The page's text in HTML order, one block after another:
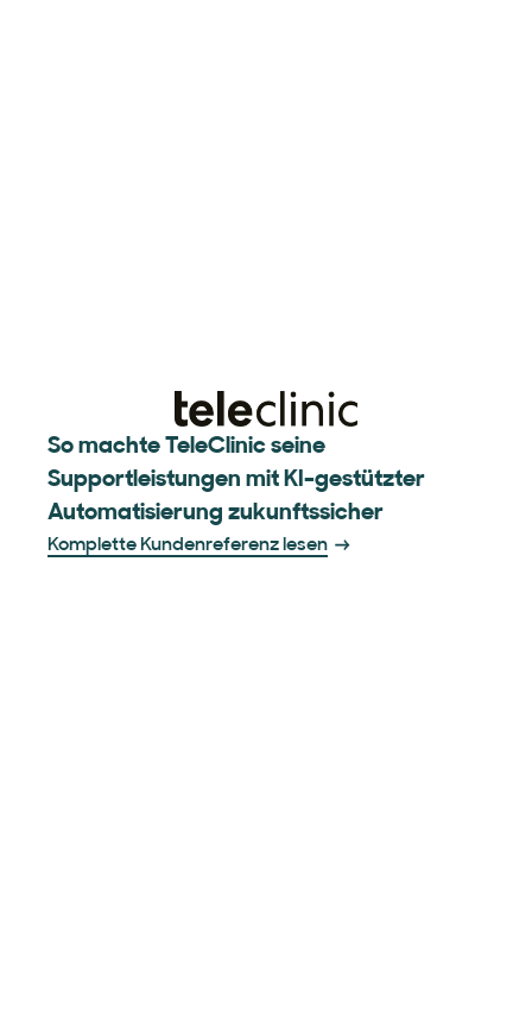
So machte TeleClinic seine
Supportleistungen mit KI-gestützter
Automatisierung zukunftssicher
Komplette Kundenreferenz lesen